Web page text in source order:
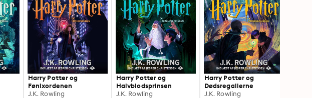
Harry Potter og
Fønixordenen
J.K. Rowling
Harry Potter og
Halvblodsprinsen
J.K. Rowling
Harry Potter og
Dødsregalierne
J.K. Rowling